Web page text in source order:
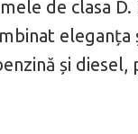
de clasa
eleganța
și diesel,